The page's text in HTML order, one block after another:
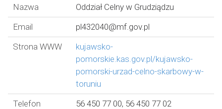
Nazwa
Oddział Celny w Grudziądzu
Email
pl432040@mf.gov.pl
Strona WWW
kujawsko-
pomorskie.kas.gov.pl/kujawsko-
pomorski-urzad-celno-skarbowy-w-
toruniu
Telefon
56 450 77 00, 56 450 77 02